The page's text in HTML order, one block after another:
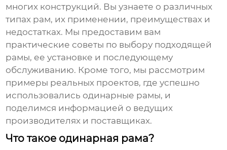
многих конструкций. Вы узнаете о различных
типах рам, их применении, преимуществах и
недостатках. Мы предоставим вам
практические советы по выбору подходящей
рамы, ее установке и последующему
обслуживанию. Кроме того, мы рассмотрим
примеры реальных проектов, где успешно
использовались одинарные рамы, и
поделимся информацией о ведущих
производителях и поставщиках.
Что такое одинарная рама?